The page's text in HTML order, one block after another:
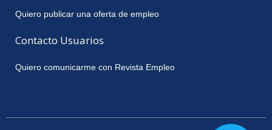
Quiero publicar una oferta de empleo
Contacto Usuarios
Quiero comunicarme con Revista Empleo